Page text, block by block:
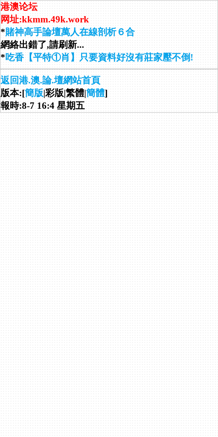
港澳论坛
网址:kkmm.49k.work
*賭神高手論壇萬人在線剖析６合
網絡出錯了,請刷新...
*吃香【平特①肖】只要資料好沒有莊家壓不倒!
返回港.澳.論.壇網站首頁
版本:[簡版|彩版|繁體|簡體]
報時:8-7 16:4 星期五